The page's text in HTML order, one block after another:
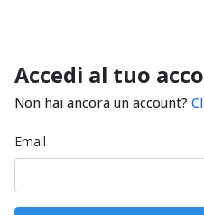
Accedi al tuo
Non hai ancora un account?
Email